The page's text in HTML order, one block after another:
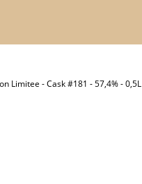
Limitee - Cask #181 - 57,4% - 0,5L